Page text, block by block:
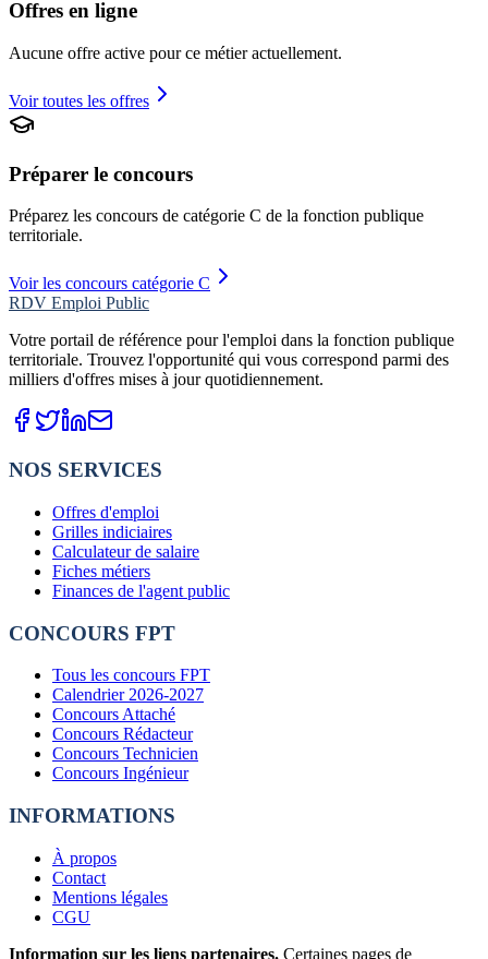
Offres en ligne
Aucune offre active pour ce métier actuellement.
Voir toutes les offres
Préparer le concours
Préparez les concours de catégorie C de la fonction publique
territoriale.
Voir les concours catégorie C
RDV Emploi Public
Votre portail de référence pour l'emploi dans la fonction publique
territoriale. Trouvez l'opportunité qui vous correspond parmi des
milliers d'offres mises à jour quotidiennement.
NOS SERVICES
Offres d'emploi
Grilles indiciaires
Calculateur de salaire
Fiches métiers
Finances de l'agent public
CONCOURS FPT
Tous les concours FPT
Calendrier 2026-2027
Concours Attaché
Concours Rédacteur
Concours Technicien
Concours Ingénieur
INFORMATIONS
À propos
Contact
Mentions légales
CGU
Information sur les liens partenaires. Certaines pages de